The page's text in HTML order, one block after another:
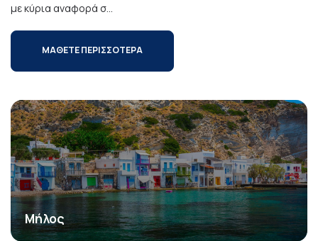
με κύρια αναφορά σ...
ΜΑΘΕΤΕ ΠΕΡΙΣΣΟΤΕΡΑ
Μήλος